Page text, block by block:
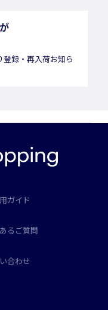
が
録・再入荷お知ら
ガイド
るご質問
合わせ